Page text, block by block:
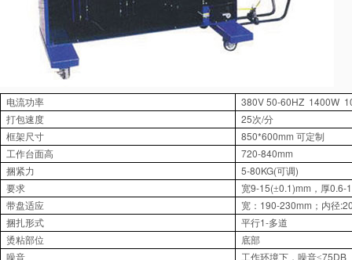
电流功率 380V 50-60HZ 1400W
打包速度 25次/分
框架尺寸
850*600mm 可定制
工作台面高
720-840mm
捆紧力 5-80KG(可调)
要求 宽9-15(±0.1)mm ，厚0.6-
带盘适应 宽： 190-230mm ；内径
捆扎形式 平行1-多道
烫粘部位
底部
噪音
工作环境下，噪音≤75DB